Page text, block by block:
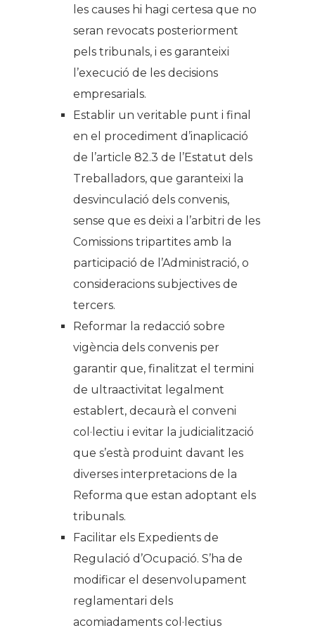
les causes hi hagi certesa que no
seran revocats posteriorment
pels tribunals, i es garanteixi
l’execució de les decisions
empresarials.
Establir un veritable punt i final
en el procediment d’inaplicació
de l’article 82.3 de l’Estatut dels
Treballadors, que garanteixi la
desvinculació dels convenis,
sense que es deixi a l’arbitri de les
Comissions tripartites amb la
participació de l’Administració, o
consideracions subjectives de
tercers.
Reformar la redacció sobre
vigència dels convenis per
garantir que, finalitzat el termini
de ultraactivitat legalment
establert, decaurà el conveni
col·lectiu i evitar la judicialització
que s’està produint davant les
diverses interpretacions de la
Reforma que estan adoptant els
tribunals.
Facilitar els Expedients de
Regulació d’Ocupació. S’ha de
modificar el desenvolupament
reglamentari dels
acomiadaments col·lectius